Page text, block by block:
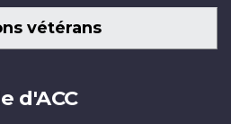
vétérans
d'ACC